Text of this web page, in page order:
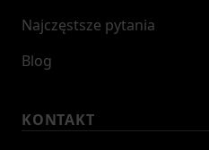
Najczęstsze pytania
Blog
KONTAKT